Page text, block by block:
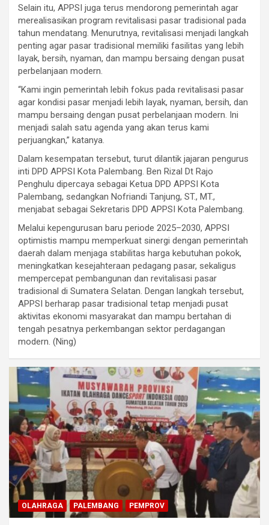
Selain itu, APPSI juga terus mendorong pemerintah agar
merealisasikan program revitalisasi pasar tradisional pada
tahun mendatang. Menurutnya, revitalisasi menjadi langkah
penting agar pasar tradisional memiliki fasilitas yang lebih
layak, bersih, nyaman, dan mampu bersaing dengan pusat
perbelanjaan modern.
“Kami ingin pemerintah lebih fokus pada revitalisasi pasar
agar kondisi pasar menjadi lebih layak, nyaman, bersih, dan
mampu bersaing dengan pusat perbelanjaan modern. Ini
menjadi salah satu agenda yang akan terus kami
perjuangkan,” katanya.
Dalam kesempatan tersebut, turut dilantik jajaran pengurus
inti DPD APPSI Kota Palembang. Ben Rizal Dt Rajo
Penghulu dipercaya sebagai Ketua DPD APPSI Kota
Palembang, sedangkan Nofriandi Tanjung, ST., MT.,
menjabat sebagai Sekretaris DPD APPSI Kota Palembang.
Melalui kepengurusan baru periode 2025–2030, APPSI
optimistis mampu memperkuat sinergi dengan pemerintah
daerah dalam menjaga stabilitas harga kebutuhan pokok,
meningkatkan kesejahteraan pedagang pasar, sekaligus
mempercepat pembangunan dan revitalisasi pasar
tradisional di Sumatera Selatan. Dengan langkah tersebut,
APPSI berharap pasar tradisional tetap menjadi pusat
aktivitas ekonomi masyarakat dan mampu bertahan di
tengah pesatnya perkembangan sektor perdagangan
modern. (Ning)
OLAHRAGA PALEMBANG PEMPROV